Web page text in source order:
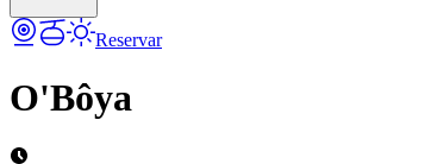
Reservar
O'Bôya